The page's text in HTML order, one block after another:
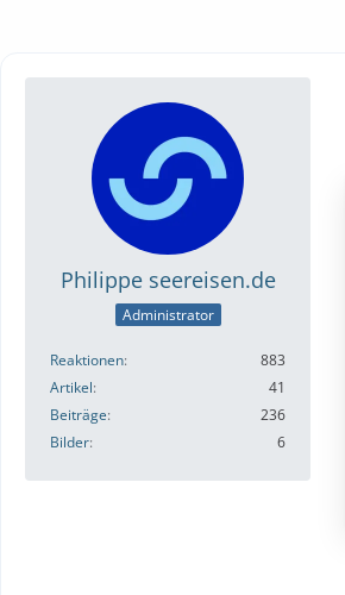
Philippe seereisen.de
Administrator
Reaktionen
883
Artikel
41
Beiträge
236
Bilder
6